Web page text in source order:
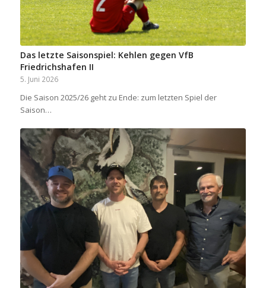
Das letzte Saisonspiel: Kehlen gegen VfB
Friedrichshafen II
5. Juni 2026
Die Saison 2025/26 geht zu Ende: zum letzten Spiel der
Saison…